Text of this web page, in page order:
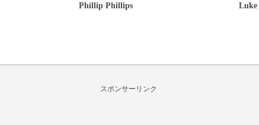
Phillip Phillips Luke
スポンサーリンク